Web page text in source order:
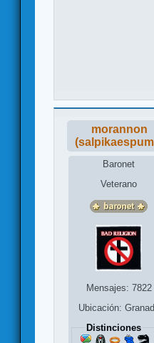
morannon
Baronet
Veterano
Mensajes: 7822
Ubicación:
Distinciones